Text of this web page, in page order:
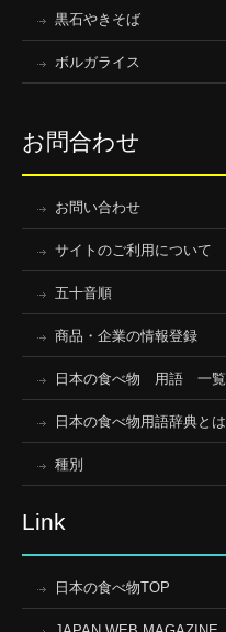
黒石やきそば
ボルガライス
お問合わせ
お問い合わせ
サイトのご利用について
五十音順
商品・企業の情報登録
日本の食べ物 用語 一覧
日本の食べ物用語辞典とは
種別
Link
日本の食べ物TOP